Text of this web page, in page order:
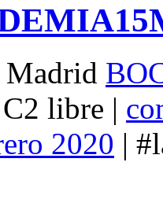
Madrid
C2 libre |
2020 |